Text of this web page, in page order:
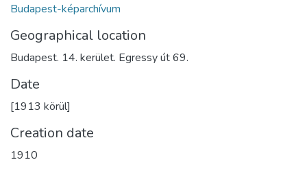
Budapest-képarchívum
Geographical location
Budapest. 14. kerület. Egressy út 69.
Date
[1913 körül]
Creation date
1910